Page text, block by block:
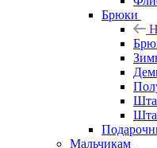
Брюки
Мальчикам